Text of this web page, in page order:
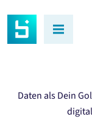
Daten als Dein